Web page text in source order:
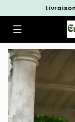
au
contenu
Passer aux
informations
produits